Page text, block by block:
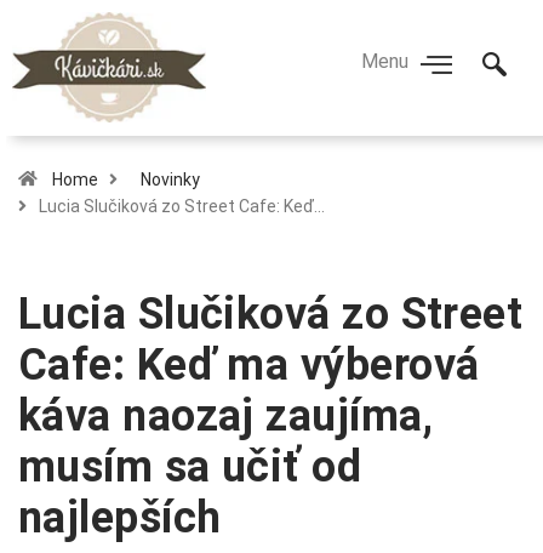
Home
Novinky
Lucia Slučiková zo Street Cafe: Keď…
Lucia Slučiková zo Street
Cafe: Keď ma výberová
káva naozaj zaujíma,
musím sa učiť od
najlepších